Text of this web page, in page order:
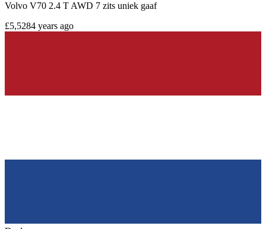
Volvo V70 2.4 T AWD 7 zits uniek gaaf
£5,5284 years ago